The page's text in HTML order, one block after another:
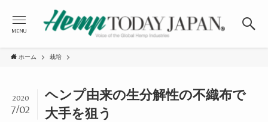
MENU
ホーム 栽培
ヘンプ由来の生分解性の不織布で
大手を狙う
2020
7/02